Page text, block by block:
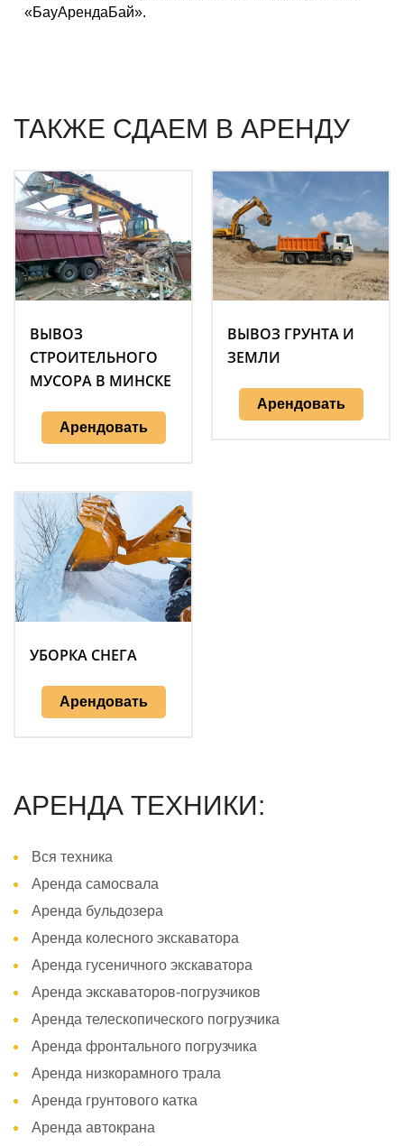
«БауАрендаБай».
ТАКЖЕ СДАЕМ В АРЕНДУ
ВЫВОЗ
СТРОИТЕЛЬНОГО
МУСОРА В МИНСКЕ
Арендовать
ВЫВОЗ ГРУНТА И
ЗЕМЛИ
Арендовать
УБОРКА СНЕГА
Арендовать
АРЕНДА ТЕХНИКИ:
Вся техника
Аренда самосвала
Аренда бульдозера
Аренда колесного экскаватора
Аренда гусеничного экскаватора
Аренда экскаваторов-погрузчиков
Аренда телескопического погрузчика
Аренда фронтального погрузчика
Аренда низкорамного трала
Аренда грунтового катка
Аренда автокрана